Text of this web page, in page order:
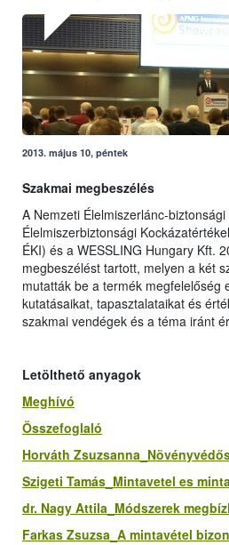
2013. május 10, péntek
Szakmai megbeszélés
A Nemzeti Élelmiszerlánc-
Élelmiszerbiztonsági
ÉKI) és a WESSLING Hungary Kft.
megbeszélést tartott, melyen a két
mutatták be a termék megfelelőség
kutatásaikat, tapasztalataikat és
szakmai vendégek és a téma iránt
Letölthető anyagok
Meghívó
Összefoglaló
Horváth
Szigeti Tamás_Mintavetel es
dr. Nagy Attila_Módszerek
Farkas Zsuzsa_A mintavétel